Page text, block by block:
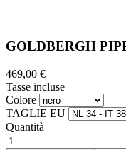
GOLDBERGH
469,00 €
Tasse incluse
Colore
TAGLIE EU
Quantità